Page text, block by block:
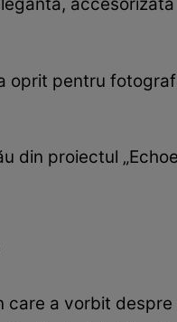
oprit pentru
din proiectul
care a vorbit